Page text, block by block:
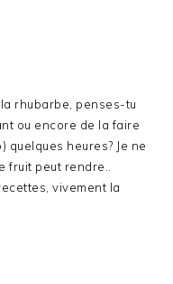
rhubarbe, penses-tu
ou encore de la faire
quelques heures? Je ne
fruit peut rendre..
vivement la